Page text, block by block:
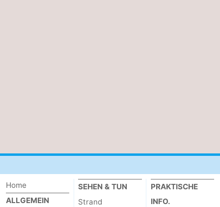
Home
ALLGEMEIN
SEHEN & TUN
Strand
PRAKTISCHE
INFO.